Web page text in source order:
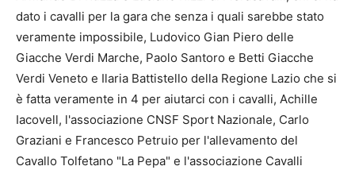
dato i cavalli per la gara che senza i quali sarebbe stato
veramente impossibile, Ludovico Gian Piero delle
Giacche Verdi Marche, Paolo Santoro e Betti Giacche
Verdi Veneto e Ilaria Battistello della Regione Lazio che si
è fatta veramente in 4 per aiutarci con i cavalli, Achille
Iacovell, l'associazione CNSF Sport Nazionale, Carlo
Graziani e Francesco Petruio per l'allevamento del
Cavallo Tolfetano "La Pepa" e l'associazione Cavalli